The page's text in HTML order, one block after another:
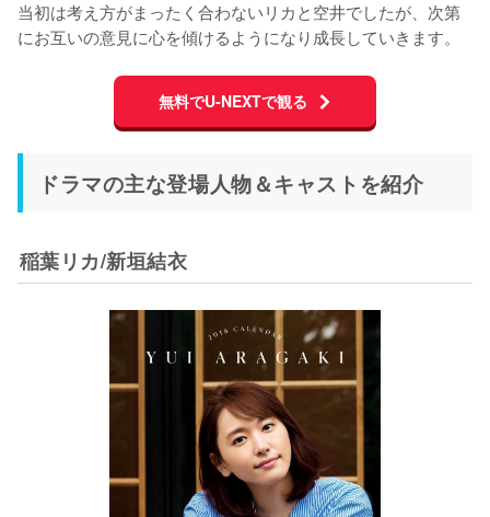
当初は考え方がまったく合わないリカと空井でしたが、次第
にお互いの意見に心を傾けるようになり成長していきます。
無料でU-NEXTで観る
ドラマの主な登場人物＆キャストを紹介
稲葉リカ/新垣結衣